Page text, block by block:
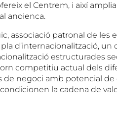
el Centrem, i així
anoienca.
associació patronal de les
d’internacionalització,
estructurades
competitiu actual dels
de negoci amb potencial
la cadena de